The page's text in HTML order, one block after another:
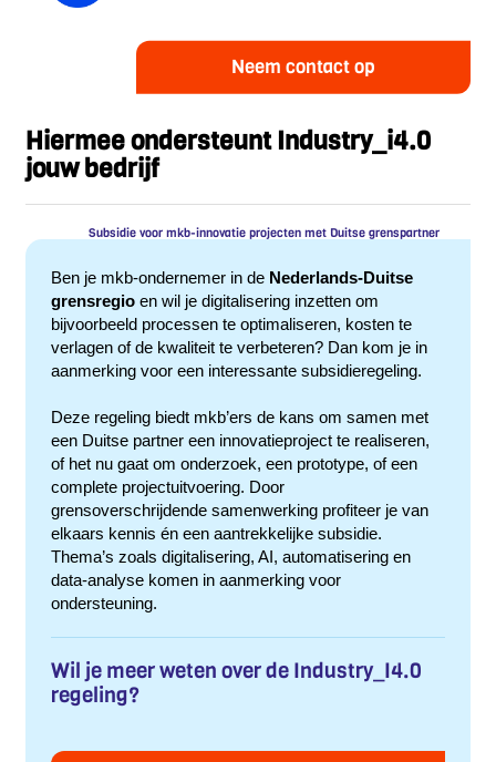
Neem contact op
Hiermee ondersteunt Industry_i4.0
jouw bedrijf
Subsidie voor mkb-innovatie projecten met Duitse grenspartner
Ben je mkb-ondernemer in de Nederlands-Duitse
grensregio en wil je digitalisering inzetten om
bijvoorbeeld processen te optimaliseren, kosten te
verlagen of de kwaliteit te verbeteren? Dan kom je in
aanmerking voor een interessante subsidieregeling.
Deze regeling biedt mkb’ers de kans om samen met
een Duitse partner een innovatieproject te realiseren,
of het nu gaat om onderzoek, een prototype, of een
complete projectuitvoering. Door
grensoverschrijdende samenwerking profiteer je van
elkaars kennis én een aantrekkelijke subsidie.
Thema’s zoals digitalisering, AI, automatisering en
data-analyse komen in aanmerking voor
ondersteuning.
Wil je meer weten over de Industry_I4.0
regeling?